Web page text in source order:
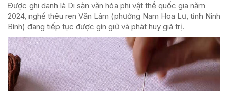
Được ghi danh là Di sản văn hóa phi vật thể quốc gia năm
2024, nghề thêu ren Văn Lâm (phường Nam Hoa Lư, tỉnh Ninh
Bình) đang tiếp tục được gìn giữ và phát huy giá trị.